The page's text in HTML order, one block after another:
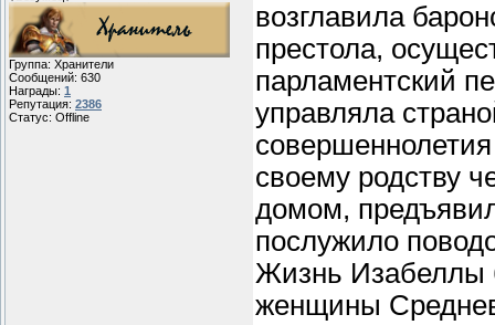
Группа: Хранители
Сообщений: 630
Награды: 1
Репутация: 2386
Статус: Offline
возглавила
престола,
парламентский
управляла
своему родству
домом,
послужило
Жизнь Изабеллы
женщины